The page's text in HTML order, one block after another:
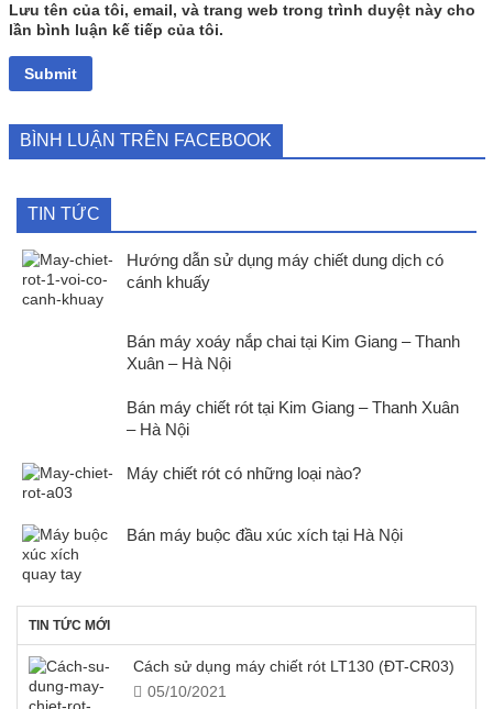
Lưu tên của tôi, email, và trang web trong trình duyệt này cho
lần bình luận kế tiếp của tôi.
BÌNH LUẬN TRÊN FACEBOOK
TIN TỨC
Hướng dẫn sử dụng máy chiết dung dịch có
cánh khuấy
Bán máy xoáy nắp chai tại Kim Giang – Thanh
Xuân – Hà Nội
Bán máy chiết rót tại Kim Giang – Thanh Xuân
– Hà Nội
Máy chiết rót có những loại nào?
Bán máy buộc đầu xúc xích tại Hà Nội
TIN TỨC MỚI
Cách sử dụng máy chiết rót LT130 (ĐT-CR03)
05/10/2021